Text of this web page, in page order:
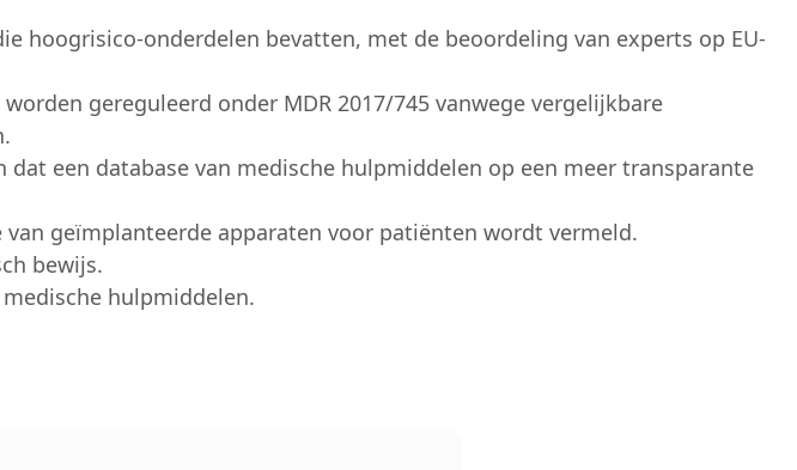
hoogrisico-onderdelen bevatten, met de beoordeling van experts op EU-
gereguleerd onder MDR 2017/745 vanwege vergelijkbare
een database van medische hulpmiddelen op een meer transparante
geïmplanteerde apparaten voor patiënten wordt vermeld.
bewijs.
hulpmiddelen.